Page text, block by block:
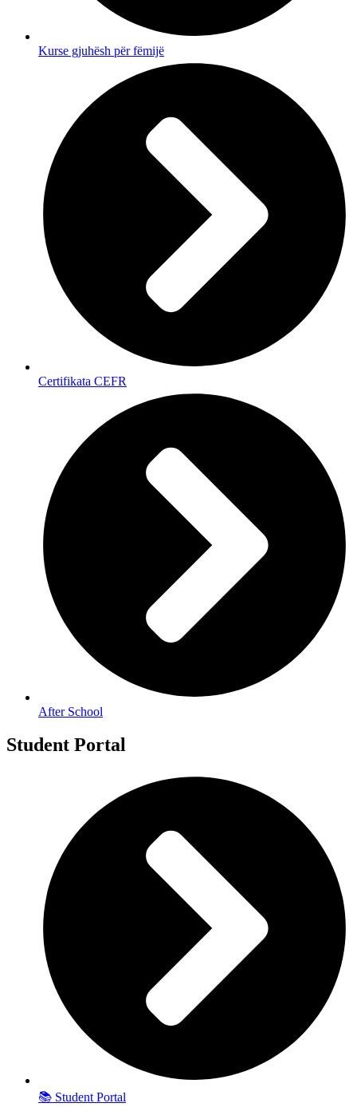
Kurse gjuhësh për fëmijë
Certifikata CEFR
After School
Student Portal
📚 Student Portal